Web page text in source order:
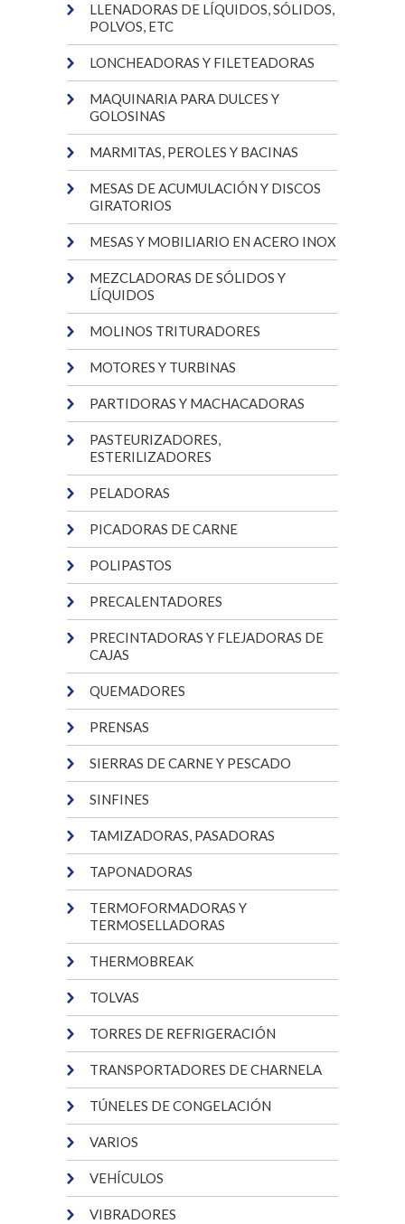
LLENADORAS DE LÍQUIDOS, SÓLIDOS,
POLVOS, ETC
LONCHEADORAS Y FILETEADORAS
MAQUINARIA PARA DULCES Y
GOLOSINAS
MARMITAS, PEROLES Y BACINAS
MESAS DE ACUMULACIÓN Y DISCOS
GIRATORIOS
MESAS Y MOBILIARIO EN ACERO INOX
MEZCLADORAS DE SÓLIDOS Y
LÍQUIDOS
MOLINOS TRITURADORES
MOTORES Y TURBINAS
PARTIDORAS Y MACHACADORAS
PASTEURIZADORES,
ESTERILIZADORES
PELADORAS
PICADORAS DE CARNE
POLIPASTOS
PRECALENTADORES
PRECINTADORAS Y FLEJADORAS DE
CAJAS
QUEMADORES
PRENSAS
SIERRAS DE CARNE Y PESCADO
SINFINES
TAMIZADORAS, PASADORAS
TAPONADORAS
TERMOFORMADORAS Y
TERMOSELLADORAS
THERMOBREAK
TOLVAS
TORRES DE REFRIGERACIÓN
TRANSPORTADORES DE CHARNELA
TÚNELES DE CONGELACIÓN
VARIOS
VEHÍCULOS
VIBRADORES